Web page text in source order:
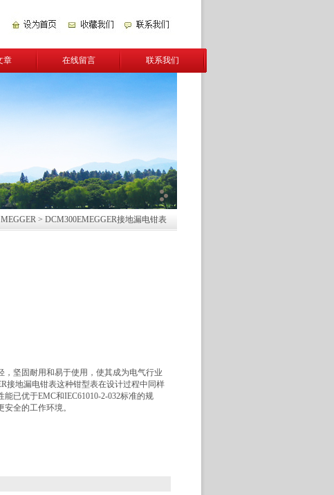
章 在线留言 联系我们
MEGGER > DCM300EMEGGER接地漏电钳表
，坚固耐用和易于使用，使其成为电气行业
接地漏电钳表这种钳型表在设计过程中同样
已优于EMC和IEC61010-2-032标准的规
全的工作环境。